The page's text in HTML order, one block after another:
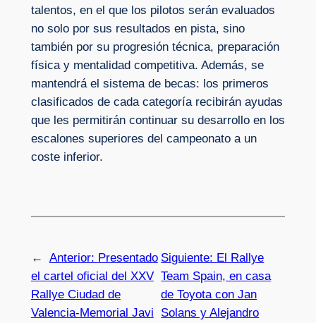
talentos, en el que los pilotos serán evaluados
no solo por sus resultados en pista, sino
también por su progresión técnica, preparación
física y mentalidad competitiva. Además, se
mantendrá el sistema de becas: los primeros
clasificados de cada categoría recibirán ayudas
que les permitirán continuar su desarrollo en los
escalones superiores del campeonato a un
coste inferior.
← Anterior: Presentado
el cartel oficial del XXV
Rallye Ciudad de
Valencia-Memorial Javi
Siguiente: El Rallye
Team Spain, en casa
de Toyota con Jan
Solans y Alejandro